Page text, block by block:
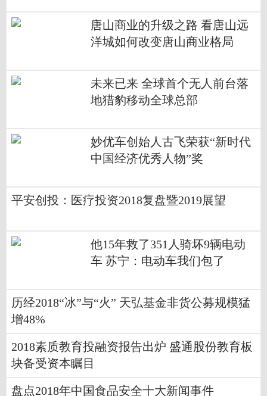
唐山商业的升级之路 看唐山远
洋城如何改变唐山商业格局
未来已来 全球首个无人前台落
地猎豹移动全球总部
妙优车创始人古飞荣获“新时代
中国经济优秀人物”奖
平安创投：医疗投资2018复盘暨2019展望
他15年救了351人骑坏9辆电动
车 苏宁：电动车我们包了
历经2018“冰”与“火” 天弘基金非货公募规模猛
增48%
2018素质教育投融资报告出炉 盛通股份教育板
块备受资本瞩目
盘点2018年中国食品安全十大新闻事件